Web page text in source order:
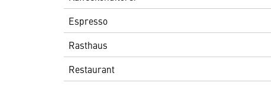
Espresso
Rasthaus
Restaurant